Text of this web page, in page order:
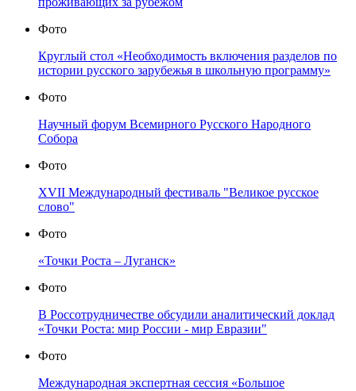
Фото
Круглый стол «Необходимость включения разделов по
истории русского зарубежья в школьную программу»
Фото
Научный форум Всемирного Русского Народного
Собора
Фото
XVII Международный фестиваль "Великое русское
слово"
Фото
«Точки Роста – Луганск»
Фото
В Россотрудничестве обсудили аналитический доклад
«Точки Роста: мир России - мир Евразии"
Фото
Международная экспертная сессия «Большое